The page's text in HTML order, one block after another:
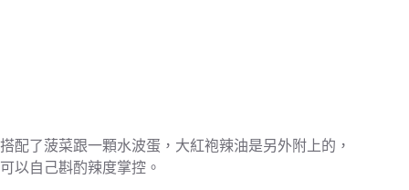
搭配了菠菜跟一顆水波蛋，大紅袍辣油是另外附上的，
可以自己斟酌辣度掌控。